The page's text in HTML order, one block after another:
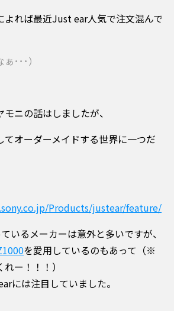
よれば最近Just ear人気で注文混んで
･･･）
モニの話はしましたが、
てオーダーメイドする世界に一つだ
Products/justear/feature/
いるメーカーは意外と多いですが、
を愛用しているのもあって（※
ー！！！）
には注目していました。